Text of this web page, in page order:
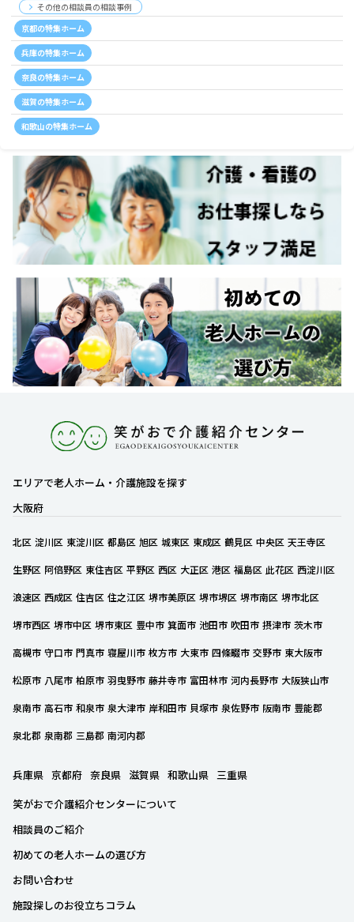
その他の相談員の相談事例
京都の特集ホーム
兵庫の特集ホーム
奈良の特集ホーム
滋賀の特集ホーム
和歌山の特集ホーム
エリアで老人ホーム・介護施設を探す
大阪府
北区 淀川区 東淀川区 都島区 旭区 城東区 東成区 鶴見区 中央区 天王寺区
生野区 阿倍野区 東住吉区 平野区 西区 大正区 港区 福島区 此花区 西淀川区
浪速区 西成区 住吉区 住之江区 堺市美原区 堺市堺区 堺市南区 堺市北区
堺市西区 堺市中区 堺市東区 豊中市 箕面市 池田市 吹田市 摂津市 茨木市
高槻市 守口市 門真市 寝屋川市 枚方市 大東市 四條畷市 交野市 東大阪市
松原市 八尾市 柏原市 羽曳野市 藤井寺市 富田林市 河内長野市 大阪狭山市
泉南市 高石市 和泉市 泉大津市 岸和田市 貝塚市 泉佐野市 阪南市 豊能郡
泉北郡 泉南郡 三島郡 南河内郡
兵庫県 京都府 奈良県 滋賀県 和歌山県 三重県
笑がおで介護紹介センターについて
相談員のご紹介
初めての老人ホームの選び方
お問い合わせ
施設探しのお役立ちコラム